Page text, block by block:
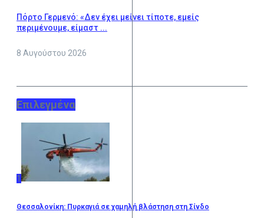
Πόρτο Γερμενό: «Δεν έχει μείνει τίποτε, εμείς
περιμένουμε, είμαστ ...
8 Αυγούστου 2026
Επιλεγμένα
1
Θεσσαλονίκη: Πυρκαγιά σε χαμηλή βλάστηση στη Σίνδο